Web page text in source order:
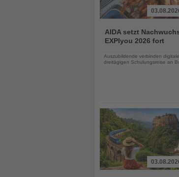
Sie
die
Nachrichten
AIDA setzt
EXPIyou 2026 fort
Auszubildende verbinden
dreitägigen Schulungsreise an